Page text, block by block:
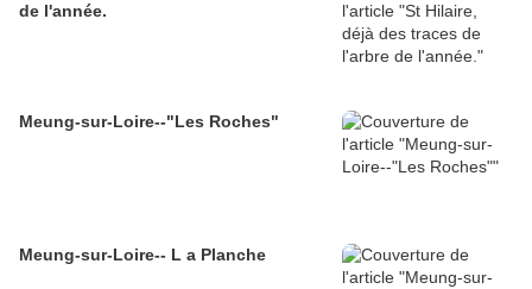
de l'année.
Meung-sur-Loire--"Les Roches"
Meung-sur-Loire-- L a Planche